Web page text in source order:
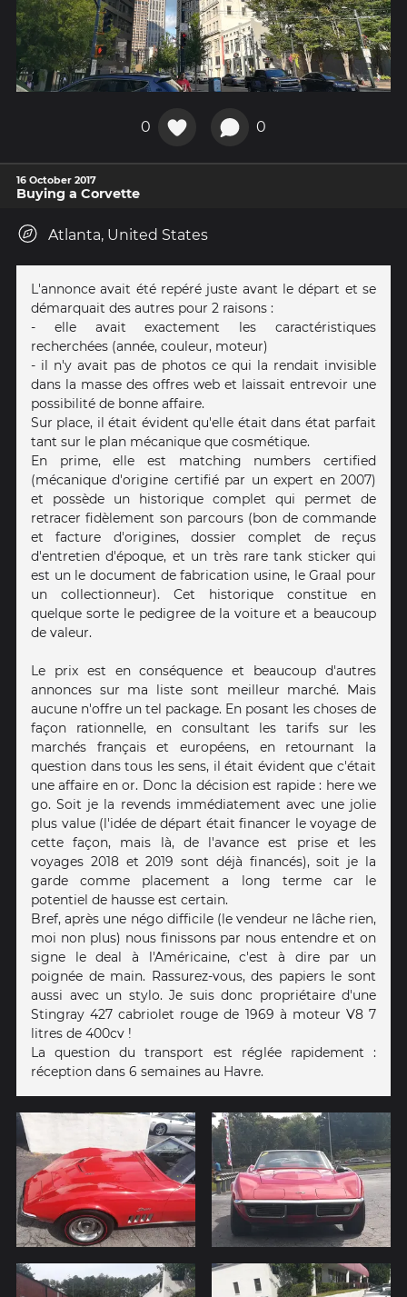
0 0
16 October 2017
Buying a Corvette
Atlanta, United States
L'annonce avait été repéré juste avant le départ et se
démarquait des autres pour 2 raisons :
- elle avait exactement les caractéristiques
recherchées (année, couleur, moteur)
- il n'y avait pas de photos ce qui la rendait invisible
dans la masse des offres web et laissait entrevoir une
possibilité de bonne affaire.
Sur place, il était évident qu'elle était dans état parfait
tant sur le plan mécanique que cosmétique.
En prime, elle est matching numbers certified
(mécanique d'origine certifié par un expert en 2007)
et possède un historique complet qui permet de
retracer fidèlement son parcours (bon de commande
et facture d'origines, dossier complet de reçus
d'entretien d'époque, et un très rare tank sticker qui
est un le document de fabrication usine, le Graal pour
un collectionneur). Cet historique constitue en
quelque sorte le pedigree de la voiture et a beaucoup
de valeur.
Le prix est en conséquence et beaucoup d'autres
annonces sur ma liste sont meilleur marché. Mais
aucune n'offre un tel package. En posant les choses de
façon rationnelle, en consultant les tarifs sur les
marchés français et européens, en retournant la
question dans tous les sens, il était évident que c'était
une affaire en or. Donc la décision est rapide : here we
go. Soit je la revends immédiatement avec une jolie
plus value (l'idée de départ était financer le voyage de
cette façon, mais là, de l'avance est prise et les
voyages 2018 et 2019 sont déjà financés), soit je la
garde comme placement a long terme car le
potentiel de hausse est certain.
Bref, après une négo difficile (le vendeur ne lâche rien,
moi non plus) nous finissons par nous entendre et on
signe le deal à l'Américaine, c'est à dire par un
poignée de main. Rassurez-vous, des papiers le sont
aussi avec un stylo. Je suis donc propriétaire d'une
Stingray 427 cabriolet rouge de 1969 à moteur V8 7
litres de 400cv !
La question du transport est réglée rapidement :
réception dans 6 semaines au Havre.